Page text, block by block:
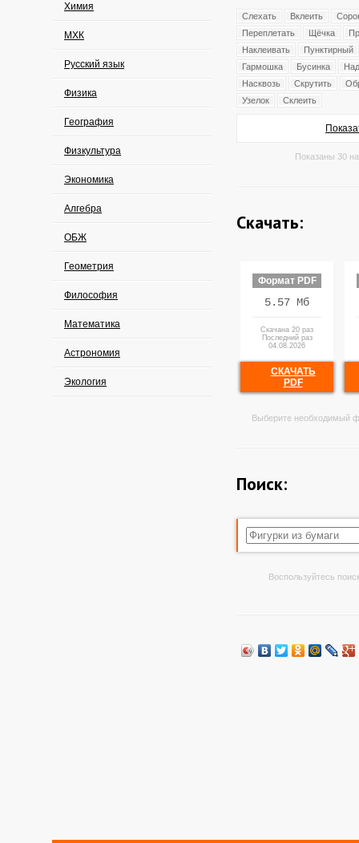
Химия
МХК
Русский язык
Физика
География
Физкультура
Экономика
Алгебра
ОБЖ
Геометрия
Философия
Математика
Астрономия
Экология
Слехать Вклеить
Переплетать
Щёчка
Наклеивать
Пунктирный
Гармошка
Бусинка
Насквозь
Скрутить
Узелок
Склеить
Показаны 30
Скачать:
Формат PDF
5.57 Мб
Скачана 20 раз
Последний раз
04.08.2026
СКАЧАТЬ
PDF
Выберите необходимый
Поиск:
Воспользуйтесь